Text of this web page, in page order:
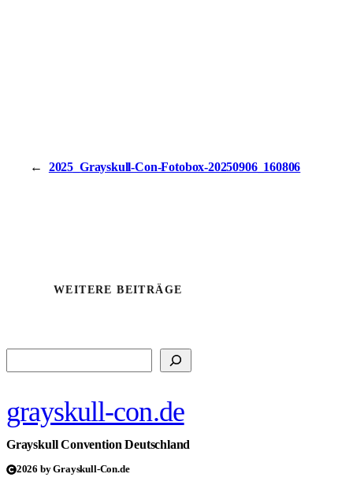
← 2025_Grayskull-Con-Fotobox-20250906_160806
WEITERE BEITRÄGE
grayskull-con.de
Grayskull Convention Deutschland
2026 by Grayskull-Con.de